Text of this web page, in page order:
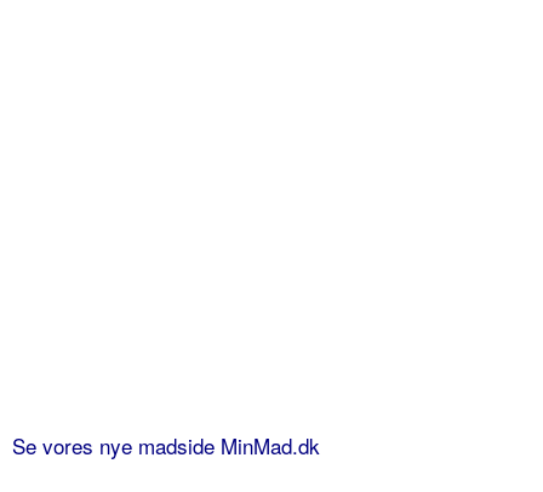
Se vores nye madside MinMad.dk